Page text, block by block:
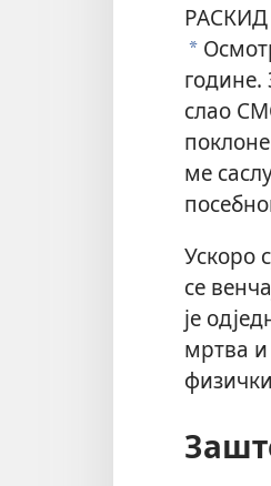
РАСКИД
a
године.
слао
ме
Ускоро
се
је
мртва